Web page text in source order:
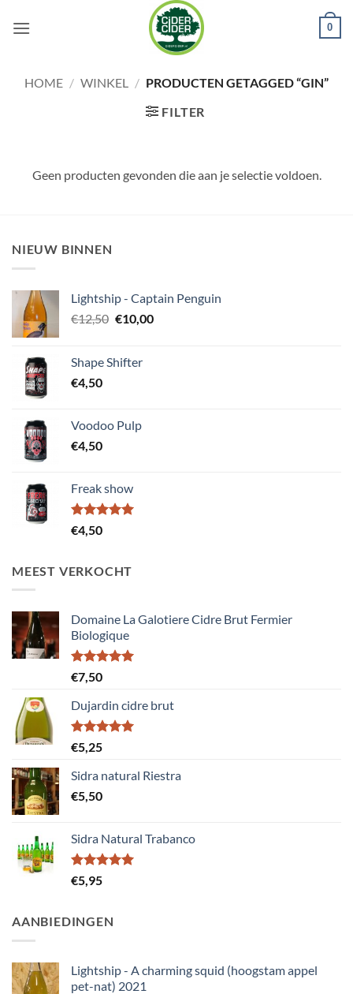
naar
0
HOME / WINKEL / PRODUCTEN GETAGGED “GIN”
FILTER
Geen producten gevonden die aan je selectie voldoen.
NIEUW BINNEN
Lightship - Captain Penguin
€12,50 Oorspronkelijke
€12,50.
€10,00Huidige
Shape Shifter
€4,50
Voodoo Pulp
€4,50
Freak show
Gewaardeerd
5.00
€4,50
MEEST VERKOCHT
Domaine La Galotiere Cidre Brut Fermier
Biologique
Gewaardeerd
5.00
€7,50
Dujardin cidre brut
Gewaardeerd
5.00
€5,25
Sidra natural Riestra
€5,50
Sidra Natural Trabanco
Gewaardeerd
5.00
€5,95
AANBIEDINGEN
Lightship - A charming squid (hoogstam appel
pet-nat) 2021